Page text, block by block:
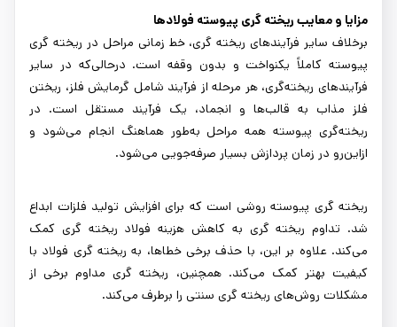
مزایا و معایب ریخته گری پیوسته فولادها
برخلاف سایر فرآیندهای ریخته گری، خط زمانی مراحل در ریخته گری
پیوسته کاملاً یکنواخت و بدون وقفه است. درحالی‌که در سایر
فرآیندهای ریخته‌گری، هر مرحله از فرآیند شامل گرمایش فلز، ریختن
فلز مذاب به قالب‌ها و انجماد، یک فرآیند مستقل است. در
ریخته‌گری پیوسته همه مراحل به‌طور هماهنگ انجام می‌شود و
ازاین‌رو در زمان پردازش بسیار صرفه‌جویی می‌شود.
ریخته گری پیوسته روشی است که برای افزایش تولید فلزات ابداع
شد. تداوم ریخته گری به کاهش هزینه فولاد ریخته گری کمک
می‌کند. علاوه بر این، با حذف برخی خطاها، به ریخته گری فولاد با
کیفیت بهتر کمک می‌کند. همچنین، ریخته گری مداوم برخی از
مشکلات روش‌های ریخته گری سنتی را برطرف می‌کند.